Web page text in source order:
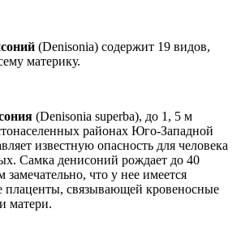
(Denisonia) содержит 19 видов,
материку.
(Denisonia superba), до 1, 5 м
районах Юго-Западной
известную опасность для человека
Самка денисоний рождает до 40
что у нее имеется
плаценты, связывающей кровеносные
матери.